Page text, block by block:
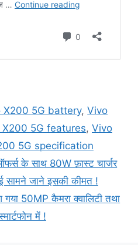
X200 5G battery,Vivo
X200 5G features, Vivo
5G specification
के साथ 80W फ़ास्ट चार्जर
जाने इसकी कीमत !
50MP कैमरा क्वालिटी तथा
में !